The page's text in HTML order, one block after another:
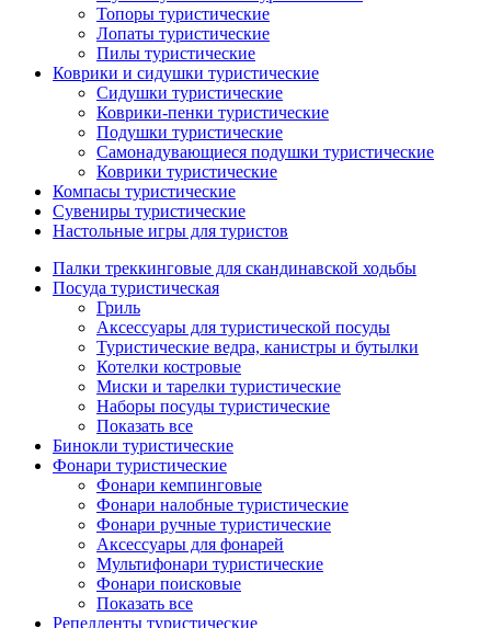
Топоры туристические
Лопаты туристические
Пилы туристические
Коврики и сидушки туристические
Сидушки туристические
Коврики-пенки туристические
Подушки туристические
Самонадувающиеся подушки туристические
Коврики туристические
Компасы туристические
Сувениры туристические
Настольные игры для туристов
Палки треккинговые для скандинавской ходьбы
Посуда туристическая
Гриль
Аксессуары для туристической посуды
Туристические ведра, канистры и бутылки
Котелки костровые
Миски и тарелки туристические
Наборы посуды туристические
Показать все
Бинокли туристические
Фонари туристические
Фонари кемпинговые
Фонари налобные туристические
Фонари ручные туристические
Аксессуары для фонарей
Мультифонари туристические
Фонари поисковые
Показать все
Репелленты туристические